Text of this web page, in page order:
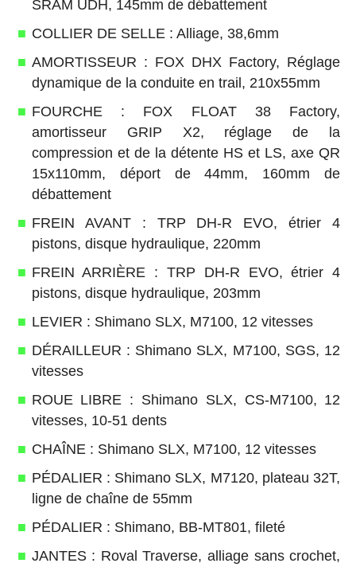
SRAM UDH, 145mm de débattement
COLLIER DE SELLE : Alliage, 38,6mm
AMORTISSEUR : FOX DHX Factory, Réglage
dynamique de la conduite en trail, 210x55mm
FOURCHE : FOX FLOAT 38 Factory,
amortisseur GRIP X2, réglage de la
compression et de la détente HS et LS, axe QR
15x110mm, déport de 44mm, 160mm de
débattement
FREIN AVANT : TRP DH-R EVO, étrier 4
pistons, disque hydraulique, 220mm
FREIN ARRIÈRE : TRP DH-R EVO, étrier 4
pistons, disque hydraulique, 203mm
LEVIER : Shimano SLX, M7100, 12 vitesses
DÉRAILLEUR : Shimano SLX, M7100, SGS, 12
vitesses
ROUE LIBRE : Shimano SLX, CS-M7100, 12
vitesses, 10-51 dents
CHAÎNE : Shimano SLX, M7100, 12 vitesses
PÉDALIER : Shimano SLX, M7120, plateau 32T,
ligne de chaîne de 55mm
PÉDALIER : Shimano, BB-MT801, fileté
JANTES : Roval Traverse, alliage sans crochet,